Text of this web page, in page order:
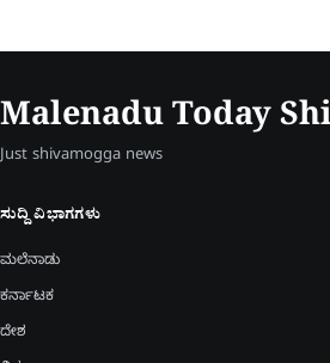
Malenadu Today
Just shivamogga news
ಸುದ್ದಿ ವಿಭಾಗಗಳು
ಮಲೆನಾಡು
ಕರ್ನಾಟಕ
ದೇಶ